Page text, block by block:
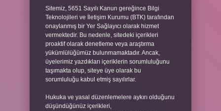
Sitemiz, 5651 Sayılı Kanun gereğince Bilgi
Teknolojileri ve İletişim Kurumu (BTK) tarafından
onaylanmış bir Yer Sağlayıcı olarak hizmet
vermektedir. Bu nedenle, sitedeki içerikleri
proaktif olarak denetleme veya araştırma
yükümlülüğümüz bulunmamaktadır. Ancak,
üyelerimiz yazdıkları içeriklerin sorumluluğunu
taşımakta olup, siteye üye olarak bu
sorumluluğu kabul etmiş sayılırlar.
Hukuka ve yasal düzenlemelere aykırı olduğunu
düşündüğünüz içerikleri,